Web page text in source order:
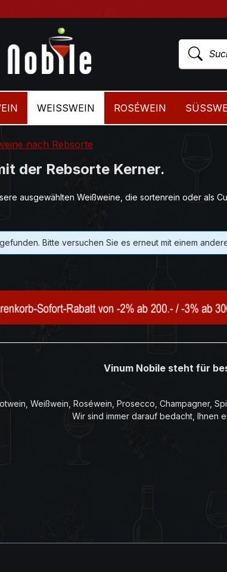
WEISSWEIN ROSÉWEIN
nach Rebsorte
der Rebsorte Kerner.
ausgewählten Weißweine, die sortenrein oder als
Bitte versuchen Sie es erneut mit einem
Vinum Nobile steht für
Weißwein, Roséwein, Prosecco, Champagner,
Wir sind immer darauf bedacht, Ihnen